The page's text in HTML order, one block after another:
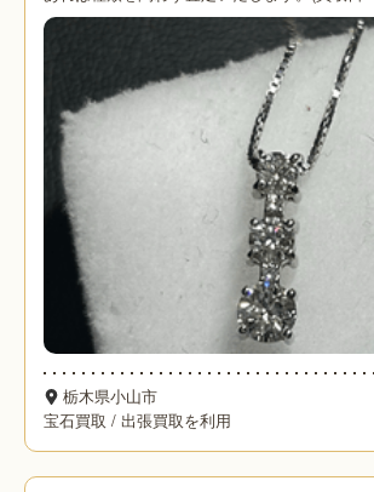
栃木県小山市
宝石買取 / 出張買取を利用